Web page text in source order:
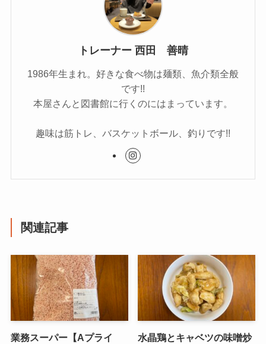
トレーナー 西田 善晴
1986年生まれ。好きな食べ物は麺類、魚介類全般
です!!
本屋さんと図書館に行くのにはまっています。
趣味は筋トレ、バスケットボール、釣りです!!
関連記事
業務スーパー【Aプライ
水晶鶏とキャベツの味噌炒